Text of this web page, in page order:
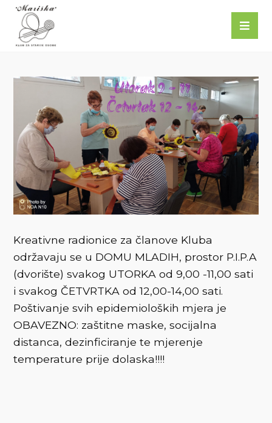
Kreativne radionice za članove Kluba
održavaju se u DOMU MLADIH, prostor P.I.P.A
(dvorište) svakog UTORKA od 9,00 -11,00 sati
i svakog ČETVRTKA od 12,00-14,00 sati.
Poštivanje svih epidemioloških mjera je
OBAVEZNO: zaštitne maske, socijalna
distanca, dezinficiranje te mjerenje
temperature prije dolaska!!!!